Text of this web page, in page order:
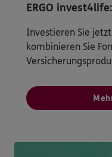
ERGO
Investieren Sie
kombinieren Sie